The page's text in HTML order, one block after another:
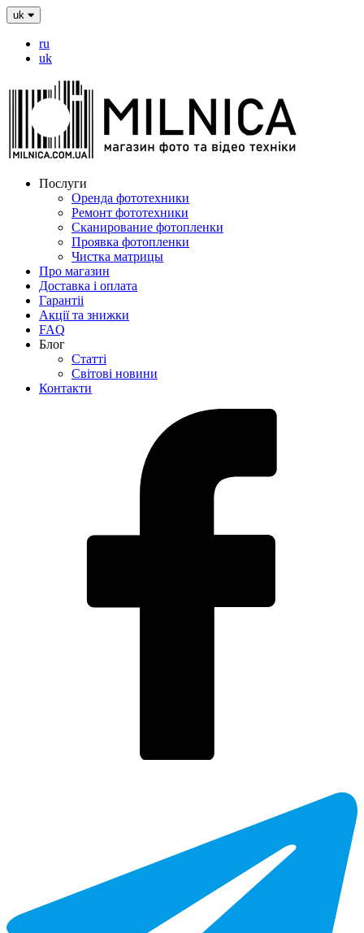
uk
ru
uk
Послуги
Оренда фототехники
Ремонт фототехники
Сканирование фотопленки
Проявка фотопленки
Чистка матрицы
Про магазин
Доставка і оплата
Гарантіі
Акції та знижки
FAQ
Блог
Статті
Світові новини
Контакти